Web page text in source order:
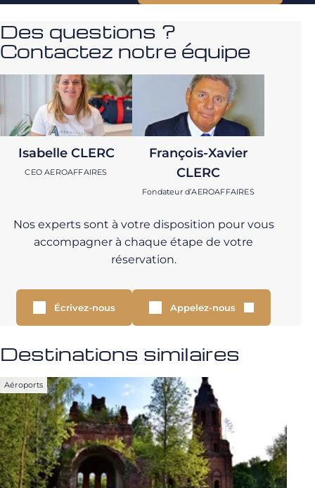
Des questions ?
Contactez notre équipe
Isabelle CLERC
CEO AEROAFFAIRES
François-Xavier
CLERC
Fondateur d’AEROAFFAIRES
Nos experts sont à votre disposition pour vous
accompagner à chaque étape de votre
réservation.
Écrivez-nous Appelez-nous
Destinations similaires
Aéroports